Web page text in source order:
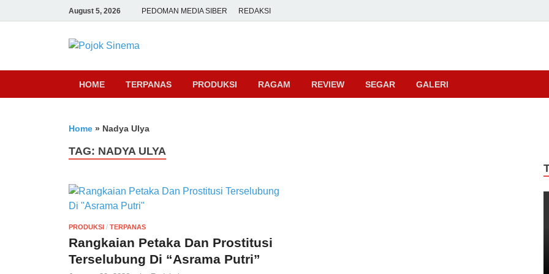
August 5, 2026 PEDOMAN MEDIA SIBER REDAKSI
Pojok Sinema
HOME TERPANAS PRODUKSI RAGAM REVIEW SEGAR GALERI
Home » Nadya Ulya
TAG: NADYA ULYA
PRODUKSI / TERPANAS
Rangkaian Petaka Dan Prostitusi
Terselubung Di “Asrama Putri”